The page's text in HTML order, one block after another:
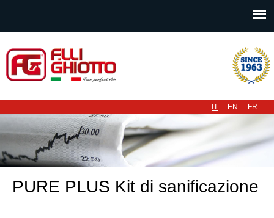
IT EN FR
PURE PLUS Kit di sanificazione